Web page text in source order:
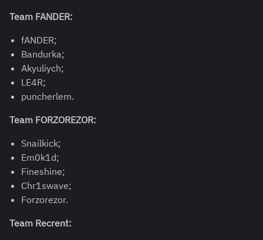
Team FANDER:
fANDER;
Bandurka;
Akyuliych;
LE4R;
puncherlem.
Team FORZOREZOR:
Snailkick;
Em0k1d;
Fineshine;
Сhr1swave;
Forzorezor.
Team Recrent: